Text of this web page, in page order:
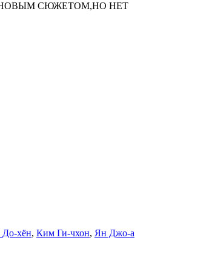
СЮЖЕТОМ,НО НЕТ
хён, Ким Ги-чхон, Ян Джо-а